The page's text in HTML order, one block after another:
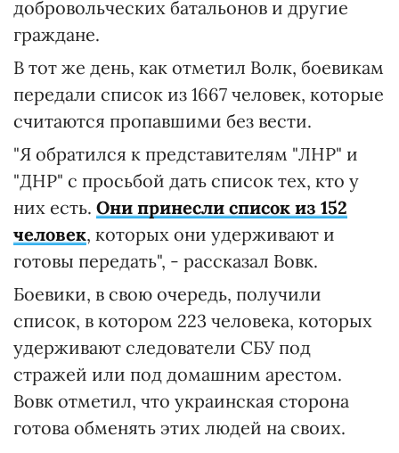
добровольческих батальонов и другие
граждане.
В тот же день, как отметил Волк, боевикам
передали список из 1667 человек, которые
считаются пропавшими без вести.
"Я обратился к представителям "ЛНР" и
"ДНР" с просьбой дать список тех, кто у
них есть. Они принесли список из 152
человек, которых они удерживают и
готовы передать", - рассказал Вовк.
Боевики, в свою очередь, получили
список, в котором 223 человека, которых
удерживают следователи СБУ под
стражей или под домашним арестом.
Вовк отметил, что украинская сторона
готова обменять этих людей на своих.